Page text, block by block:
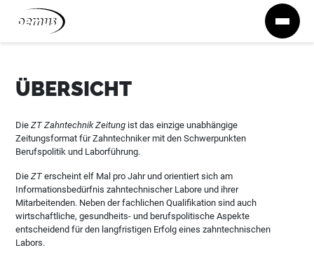
Zum Inhalt springen
ÜBERSICHT
DieZT Zahntechnik Zeitung ist das einzige unabhängige
Zeitungsformat für Zahntechniker mit den Schwerpunkten
Berufspolitik und Laborführung.
DieZT erscheint elf Mal pro Jahr und orientiert sich am
Informationsbedürfnis zahntechnischer Labore und ihrer
Mitarbeitenden. Neben der fachlichen Qualifikation sind auch
wirtschaftliche, gesundheits- und berufspolitische Aspekte
entscheidend für den langfristigen Erfolg eines zahntechnischen
Labors.